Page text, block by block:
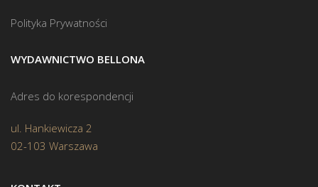
Polityka Prywatności
WYDAWNICTWO BELLONA
Adres do korespondencji
ul. Hankiewicza 2
02-103 Warszawa